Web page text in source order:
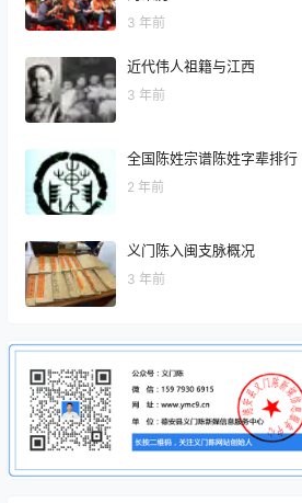
3 年前
近代伟人祖籍与江西
3 年前
全国陈姓宗谱陈姓字辈排行
2 年前
义门陈入闽支脉概况
3 年前